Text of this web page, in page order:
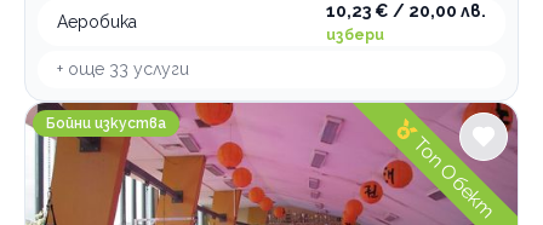
Аеробика
10,23 € / 20,00 лв.
избери
+ още 33 услуги
ABC FIGHT CLUB
Бойни изкуства
Топ Обект
По домовете